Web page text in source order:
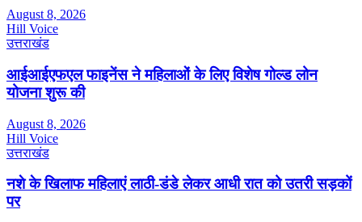
August 8, 2026
Hill Voice
उत्तराखंड
आईआईएफएल फाइनेंस ने महिलाओं के लिए विशेष गोल्ड लोन
योजना शुरू की
August 8, 2026
Hill Voice
उत्तराखंड
नशे के खिलाफ महिलाएं लाठी-डंडे लेकर आधी रात को उतरी सड़कों
पर